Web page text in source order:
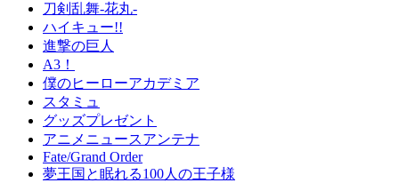
刀剣乱舞-花丸-
ハイキュー!!
進撃の巨人
A3！
僕のヒーローアカデミア
スタミュ
グッズプレゼント
アニメニュースアンテナ
Fate/Grand Order
夢王国と眠れる100人の王子様